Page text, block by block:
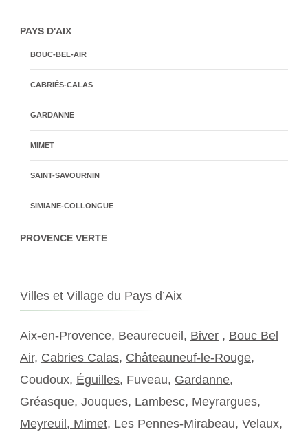
PAYS D'AIX
BOUC-BEL-AIR
CABRIÈS-CALAS
GARDANNE
MIMET
SAINT-SAVOURNIN
SIMIANE-COLLONGUE
PROVENCE VERTE
Villes et Village du Pays d’Aix
Aix-en-Provence, Beaurecueil, Biver , Bouc Bel
Air, Cabries Calas, Châteauneuf-le-Rouge,
Coudoux, Éguilles, Fuveau, Gardanne,
Gréasque, Jouques, Lambesc, Meyrargues,
Meyreuil, Mimet, Les Pennes-Mirabeau, Velaux,